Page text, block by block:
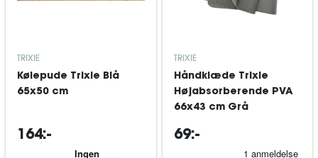
TRIXIE
Kølepude Trixie Blå
65x50 cm
164:-
TRIXIE
Håndklæde Trixie
Højabsorberende PVA
66x43 cm Grå
69:-